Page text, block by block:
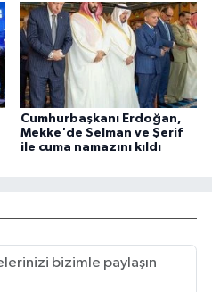
Cumhurbaşkanı Erdoğan,
Mekke'de Selman ve Şerif
ile cuma namazını kıldı